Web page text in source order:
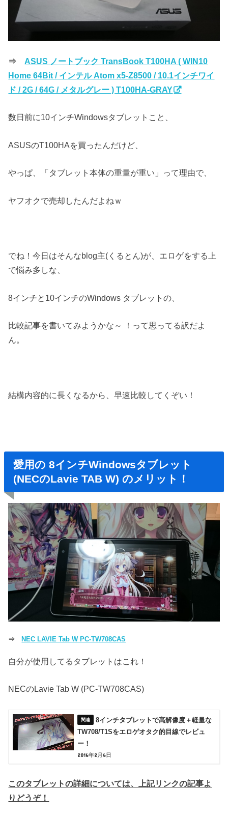
⇒ ASUS ノートブック TransBook T100HA ( WIN10
Home 64Bit / インテル Atom x5-Z8500 / 10.1インチワイ
ド / 2G / 64G / メタルグレー ) T100HA-GRAY
数日前に10インチWindowsタブレットこと、
ASUSのT100HAを買ったんだけど、
やっぱ、「タブレット本体の重量が重い」って理由で、
ヤフオクで売却したんだよねｗ
でね！今日はそんなblog主(くるとん)が、エロゲをする上
で悩み多しな、
8インチと10インチのWindows タブレットの、
比較記事を書いてみようかな～ ！って思ってる訳だよ
ん。
結構内容的に長くなるから、早速比較してくぞい！
愛用の 8インチWindowsタブレット
(NECのLavie TAB W) のメリット！
⇒ NEC LAVIE Tab W PC-TW708CAS
自分が使用してるタブレットはこれ！
NECのLavie Tab W (PC-TW708CAS)
8インチタブレットで高解像度＋軽量な
TW708/T1Sをエロゲオタク的目線でレビュ
ー！
2016年2月6日
このタブレットの詳細については、上記リンクの記事よ
りどうぞ！